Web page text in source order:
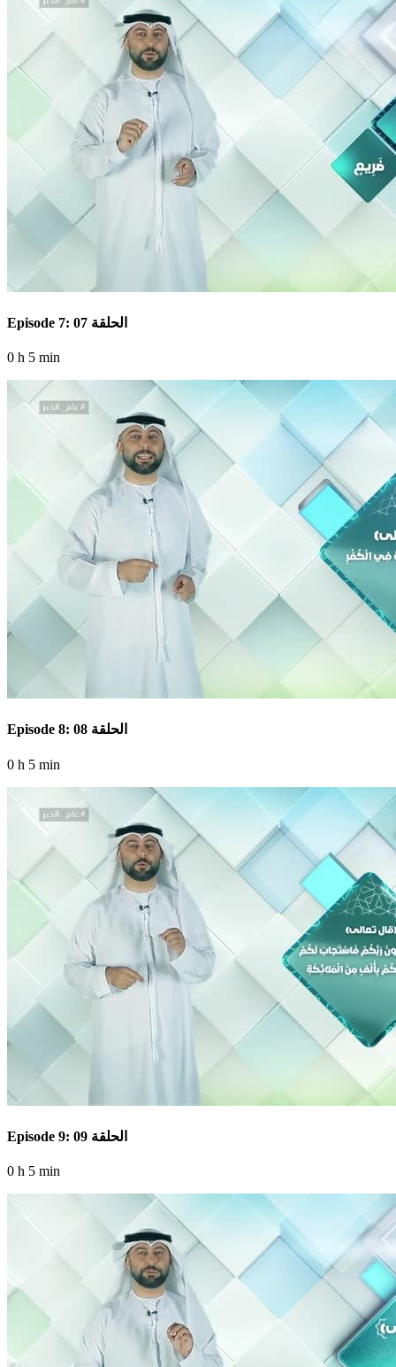
Episode 7: الحلقة 07
0 h 5 min
Episode 8: الحلقة 08
0 h 5 min
Episode 9: الحلقة 09
0 h 5 min